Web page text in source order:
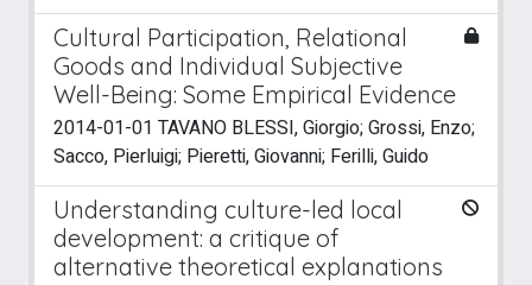
Cultural Participation, Relational
Goods and Individual Subjective
Well-Being: Some Empirical Evidence
2014-01-01 TAVANO BLESSI, Giorgio; Grossi, Enzo;
Sacco, Pierluigi; Pieretti, Giovanni; Ferilli, Guido
Understanding culture-led local
development: a critique of
alternative theoretical explanations